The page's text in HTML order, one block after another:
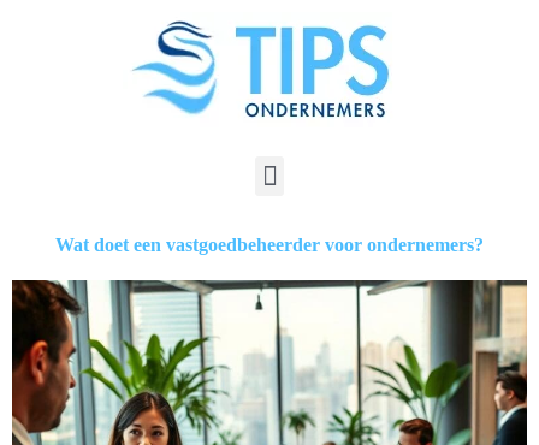
Wat doet een vastgoedbeheerder voor ondernemers?